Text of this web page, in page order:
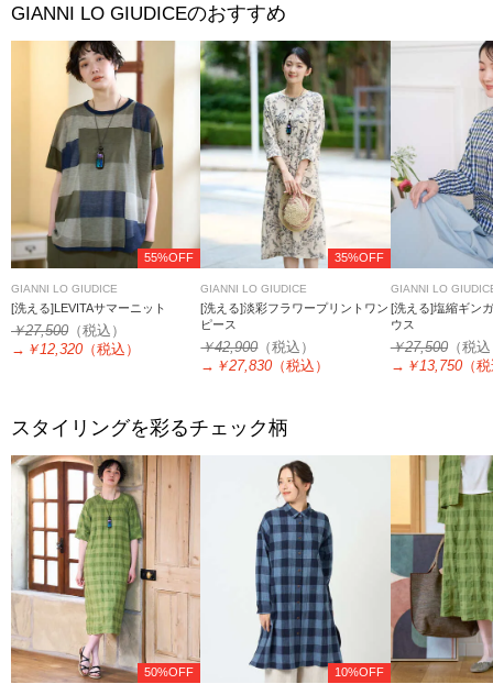
GIANNI LO GIUDICEのおすすめ
55%OFF
GIANNI LO GIUDICE
[洗える]LEVITAサマーニット
￥27,500 （税込）
→ ￥12,320 （税込）
35%OFF
GIANNI LO GIUDICE
[洗える]淡彩フラワープリントワン
ピース
￥42,900（税込）
→ ￥27,830 （税込）
GIANNI LO
[洗える]塩縮ギン
ウス
￥27,500（税
→ ￥13,750（
スタイリングを彩るチェック柄
50%OFF 10%OFF